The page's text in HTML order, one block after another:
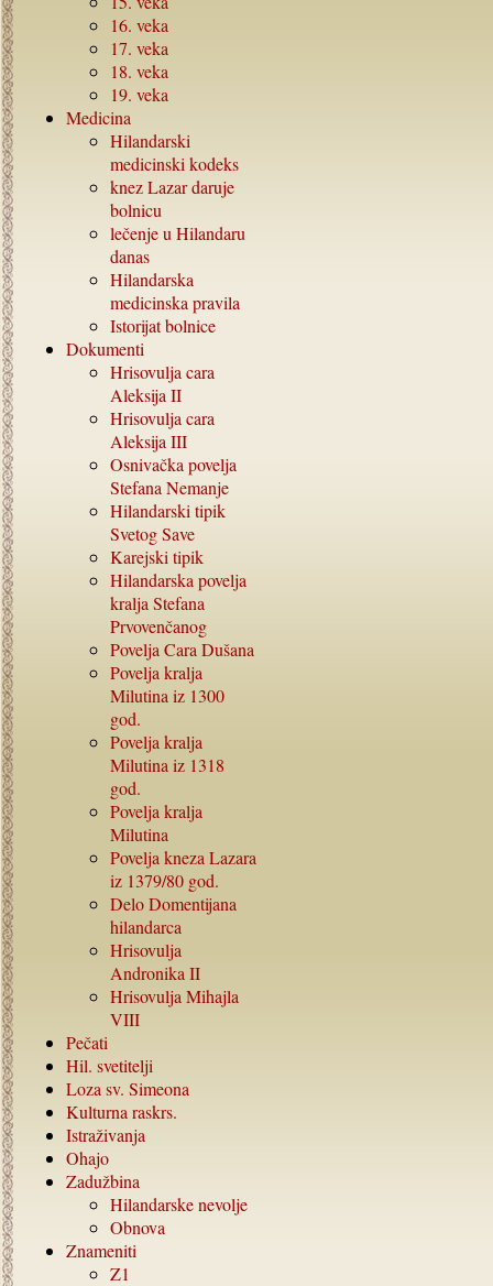
16. veka
17. veka
18. veka
19. veka
Medicina
Hilandarski
medicinski kodeks
knez Lazar daruje
bolnicu
lečenje u Hilandaru
danas
Hilandarska
medicinska pravila
Istorijat bolnice
Dokumenti
Hrisovulja cara
Aleksija II
Hrisovulja cara
Aleksija III
Osnivačka povelja
Stefana Nemanje
Hilandarski tipik
Svetog Save
Karejski tipik
Hilandarska povelja
kralja Stefana
Prvovenčanog
Povelja Cara Dušana
Povelja kralja
Milutina iz 1300
god.
Povelja kralja
Milutina iz 1318
god.
Povelja kralja
Milutina
Povelja kneza Lazara
iz 1379/80 god.
Delo Domentijana
hilandarca
Hrisovulja
Andronika II
Hrisovulja Mihajla
VIII
Pečati
Hil. svetitelji
Loza sv. Simeona
Kulturna raskrs.
Istraživanja
Ohajo
Zadužbina
Hilandarske nevolje
Obnova
Znameniti
Z1